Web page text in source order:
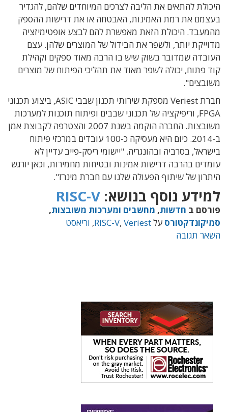
היכולת להתאים את הליבה לצרכים המיוחדים שלהם, להגדיר
בעצמם את רמת האמינות, האבטחה או את דרישות ההספק
מהמעבד. היכולת הזאת מאפשרת להם לבצע אופטימיזציה
מדוייקת יותר, ולשפר את הבידול של המוצרים שלהן. עצם
העובדה שמדובר בשוק שיש בו הרבה מאוד ספקים וקהילת
קוד פתוח, יכולה לשפר מאוד את תהליכי הפיתוח של מוצרים
משובצים".
חברת Veriest מספקת שירותי תכנון שבבי ASIC, ביצוע תכנוני
FPGA, וריפיקציה של תכנוני שבבים ופיתוח תוכנות למערכות
משובצות. החברה הוקמה בשנת 2007 והצטרפה לקבוצת אמן
ב-2014. כיום היא מעסיקה כ-100 עובדים במרכזי פיתוח
בישראל, בסרביה ובהונגריה. "יישומי ריסק-פייב עדיין לא
עומדים בהרבה דרישות אמינות ובטיחות מחמירות, וכאן יורגש
היתרון של שיתוף הפעולה שלנו עם חברת מינרז".
למידע נוסף בנושא: RISC-V
פורסם ב חדשות, מחשבים ומערכות משובצות,
סמיקונדקטורס על RISC-V, Veriest
, וריאסט
השאר תגובה